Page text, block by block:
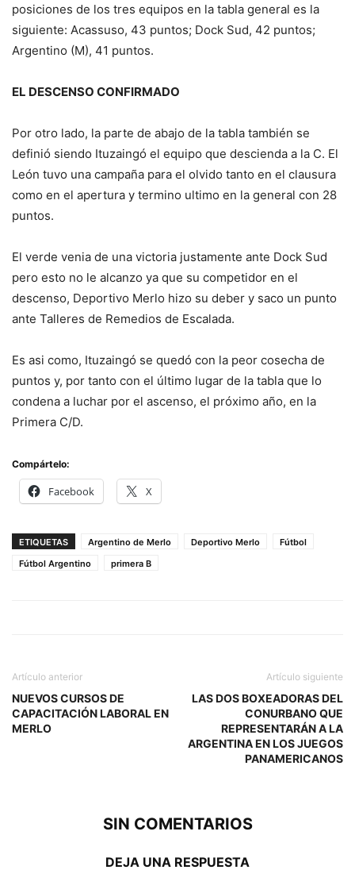
posiciones de los tres equipos en la tabla general es la
siguiente: Acassuso, 43 puntos; Dock Sud, 42 puntos;
Argentino (M), 41 puntos.
EL DESCENSO CONFIRMADO
Por otro lado, la parte de abajo de la tabla también se
definió siendo Ituzaingó el equipo que descienda a la C. El
León tuvo una campaña para el olvido tanto en el clausura
como en el apertura y termino ultimo en la general con 28
puntos.
El verde venia de una victoria justamente ante Dock Sud
pero esto no le alcanzo ya que su competidor en el
descenso, Deportivo Merlo hizo su deber y saco un punto
ante Talleres de Remedios de Escalada.
Es asi como, Ituzaingó se quedó con la peor cosecha de
puntos y, por tanto con el último lugar de la tabla que lo
condena a luchar por el ascenso, el próximo año, en la
Primera C/D.
Compártelo:
Facebook X
ETIQUETAS Argentino de Merlo Deportivo Merlo
Fútbol
Fútbol Argentino
primera B
Artículo anterior
NUEVOS CURSOS DE
CAPACITACIÓN LABORAL EN
MERLO
Artículo siguiente
LAS DOS BOXEADORAS DEL
CONURBANO QUE
REPRESENTARÁN A LA
ARGENTINA EN LOS JUEGOS
PANAMERICANOS
SIN COMENTARIOS
DEJA UNA RESPUESTA